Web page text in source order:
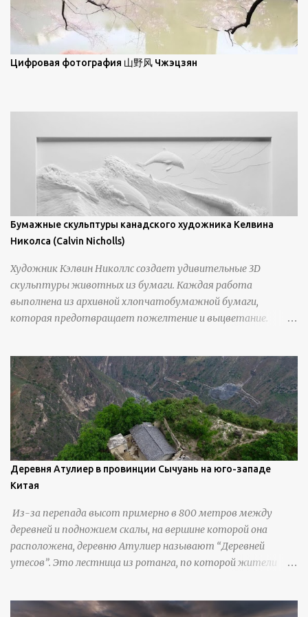
некотором смысле, персонажи его картин предлагают
зрителям незаконченный рассказ, который усиливается его
уникальной манерой использования освещения". Для
просмотра всех работ, посетите страницу –
Цифровая фотография 山野风 Чжэцзян
Бумажные скульптуры канадского художника Келвина
Николса (Calvin Nicholls)
Художник Кэлвин Николлс создает удивительные 3D
скульптуры животных из бумаги. Каждая работа
выполнена из архивной хлопчатобумажной бумаги,
которая предотвращает пожелтение и выцветание.
инструменты для текстурирования, чтобы точно
вылепить каждую деталь. источник
https://calvinnicholls.com/
Деревня Атулиер в провинции Сычуань на юго-западе
Китая
Из-за перепада высот примерно в 800 метров между
деревней и подножием скалы, на вершине которой она
расположена, деревню Атулиер называют “Деревней
утесов”. Это лестница из ротанга, по которой жители
стальными лестницами с защитными перилами, и